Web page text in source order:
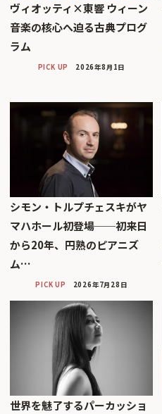
ヴィオッティ×東響 ウィーン
音楽の核心へ迫る古典プログ
ラム
PICK UP 2026年8月1日
シモン・トルプチェスキがヤ
マハホール初登場──初来日
から20年、円熟のピアニズ
ム…
PICK UP 2026年7月28日
世界を魅了するパーカッショ